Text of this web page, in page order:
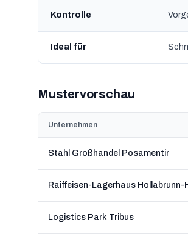
Kontrolle
Ideal für
Mustervorschau
Unternehmen
Stahl Großhandel Posamentir
Logistics Park Tribus